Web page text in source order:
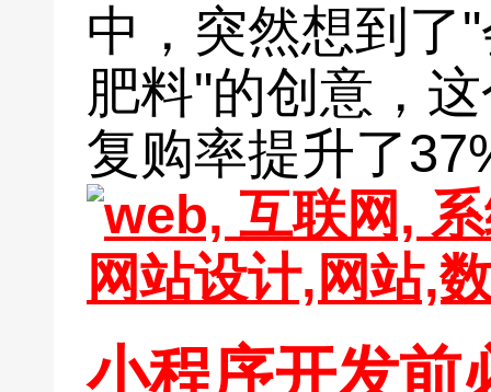
中，突然想到了
肥料"的创意，
复购率提升了
小程序开发前